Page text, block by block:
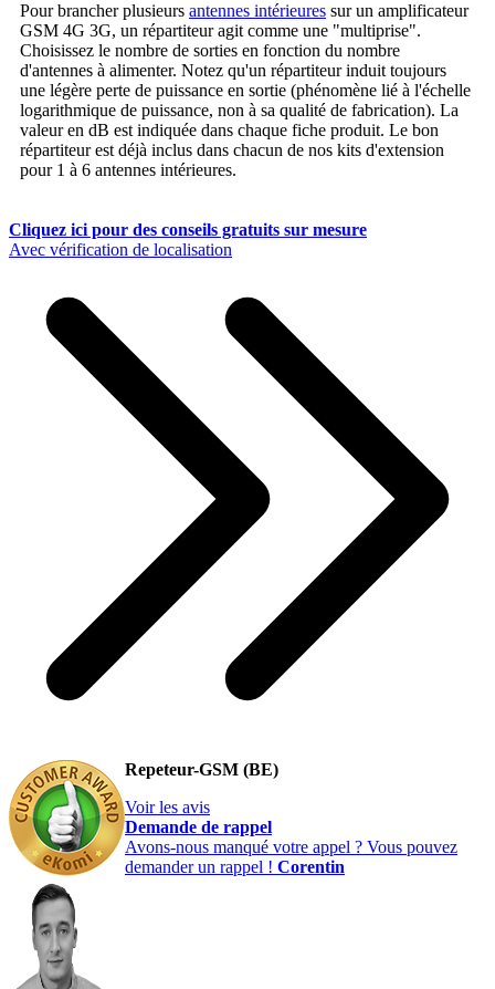
Pour brancher plusieurs antennes intérieures sur un amplificateur
GSM 4G 3G, un répartiteur agit comme une "multiprise".
Choisissez le nombre de sorties en fonction du nombre
d'antennes à alimenter. Notez qu'un répartiteur induit toujours
une légère perte de puissance en sortie (phénomène lié à l'échelle
logarithmique de puissance, non à sa qualité de fabrication). La
valeur en dB est indiquée dans chaque fiche produit. Le bon
répartiteur est déjà inclus dans chacun de nos kits d'extension
pour 1 à 6 antennes intérieures.
Cliquez ici pour des conseils gratuits sur mesure
Avec vérification de localisation
Repeteur-GSM (BE)
Voir les avis
Demande de rappel
Avons-nous manqué votre appel ? Vous pouvez
demander un rappel ! Corentin